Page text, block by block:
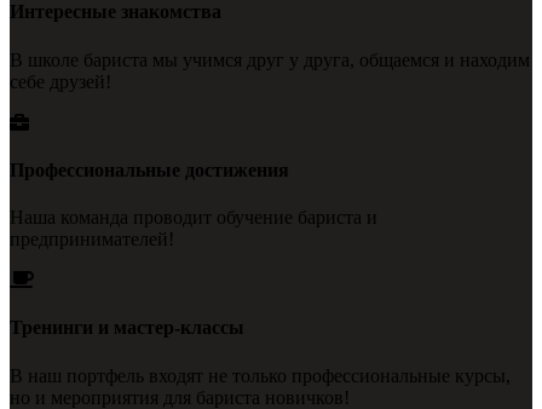
Интересные знакомства
В школе бариста мы учимся друг у друга, общаемся и находим
себе друзей!
Профессиональные достижения
Наша команда проводит обучение бариста и
предпринимателей!
Тренинги и мастер-классы
В наш портфель входят не только профессиональные курсы,
но и мероприятия для бариста новичков!